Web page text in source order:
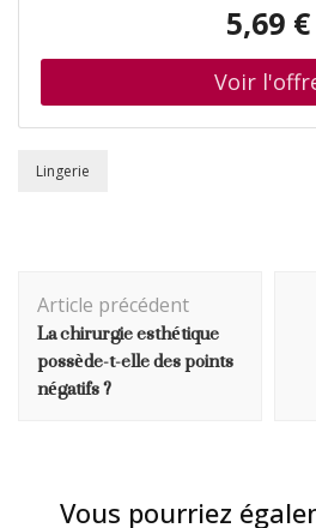
5,69 €
Lingerie
d'article
Article précédent
La chirurgie esthétique
possède-t-elle des points
négatifs ?
Vous pourriez